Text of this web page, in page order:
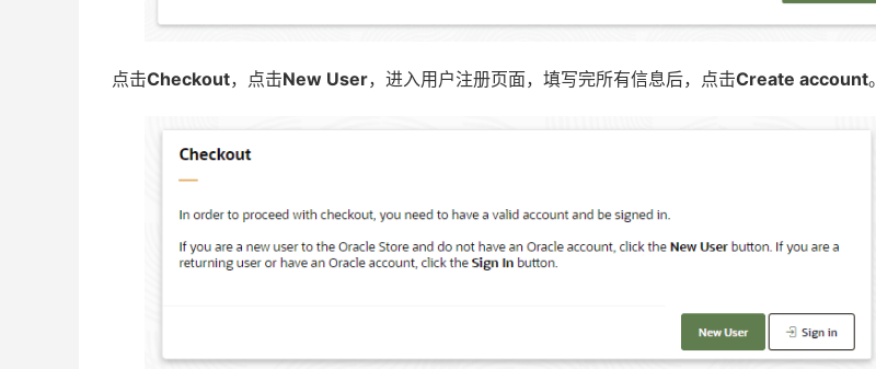
点击Checkout，点击New User，进入用户注册页面，填写完所有信息后，点击Create account。